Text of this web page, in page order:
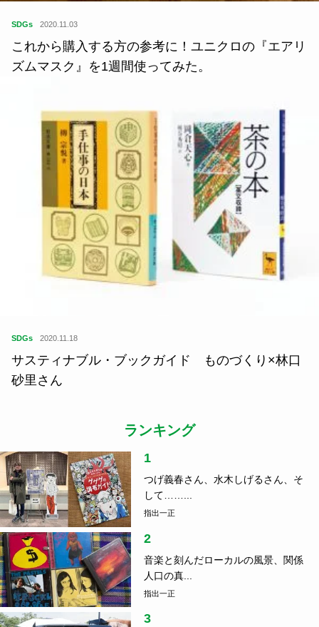
SDGs 2020.11.03
これから購入する方の参考に！ユニクロの『エアリ
ズムマスク』を1週間使ってみた。
SDGs 2020.11.18
サスティナブル・ブックガイド ものづくり×林口
砂里さん
ランキング
1
つげ義春さん、水木しげるさん、そ
して……...
指出一正
2
音楽と刻んだローカルの風景、関係
人口の真...
指出一正
3